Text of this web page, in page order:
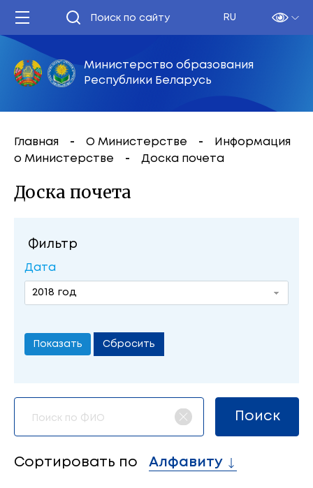
RU
Министерство образования
Республики Беларусь
Главная О Министерстве
Информация
о Министерстве
Доска почета
Доска почета
Фильтр
Дата
2018 год
Сбросить
Сортировать по Алфавиту